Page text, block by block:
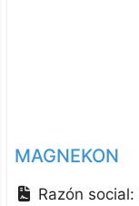
MAGNEKON
Razón social: